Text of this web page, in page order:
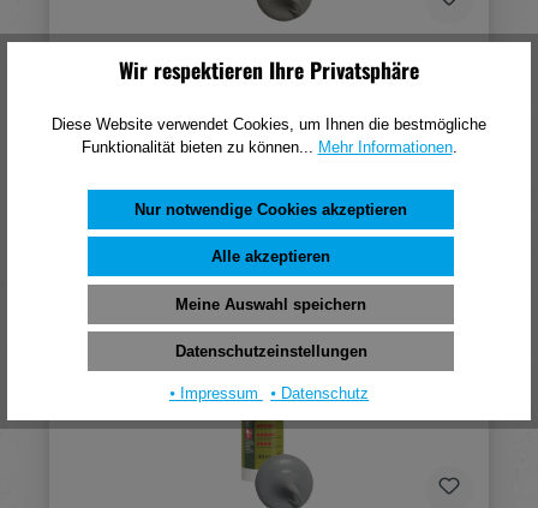
(pro 1 Stück)
In den Warenkorb
Wir respektieren Ihre Privatsphäre
Diese Website verwendet Cookies, um Ihnen die bestmögliche
Funktionalität bieten zu können... Mehr Informationen.
Nur notwendige Cookies akzeptieren
Alle akzeptieren
Meine Auswahl speichern
Datenschutzeinstellungen
⦁ Impressum ⦁ Datenschutz